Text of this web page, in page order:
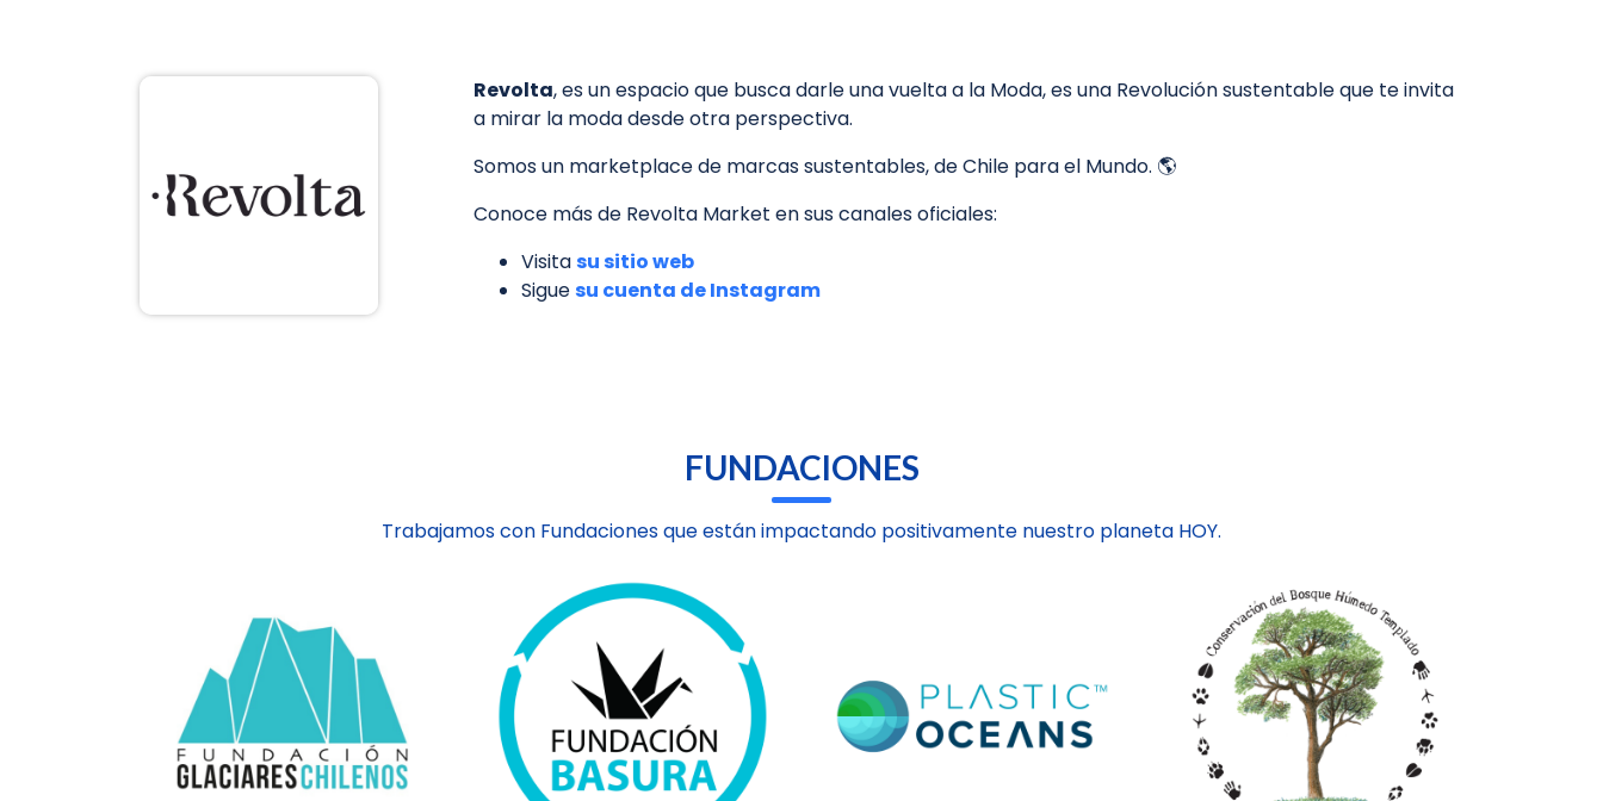
Revolta, es un espacio que busca darle una vuelta a la Moda, es una Revolución sustentable que te invita
a mirar la moda desde otra perspectiva.
Somos un marketplace de marcas sustentables, de Chile para el Mundo. 🌎
Conoce más de Revolta Market en sus canales oficiales:
Visitasu sitio web
Siguesu cuenta de Instagram
FUNDACIONES
Trabajamos con Fundaciones que están impactando positivamente nuestro planeta HOY.